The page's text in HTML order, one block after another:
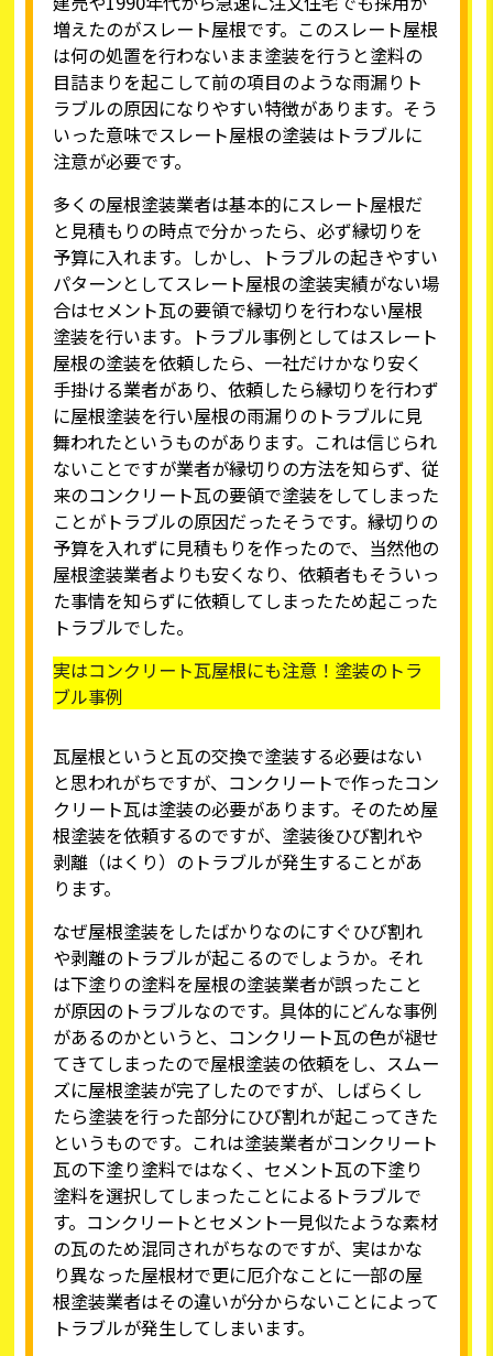
増えたのがスレート屋根です。このスレート屋根
は何の処置を行わないまま塗装を行うと塗料の
目詰まりを起こして前の項目のような雨漏りト
ラブルの原因になりやすい特徴があります。そう
いった意味でスレート屋根の塗装はトラブルに
注意が必要です。
多くの屋根塗装業者は基本的にスレート屋根だ
と見積もりの時点で分かったら、必ず縁切りを
予算に入れます。しかし、トラブルの起きやすい
パターンとしてスレート屋根の塗装実績がない場
合はセメント瓦の要領で縁切りを行わない屋根
塗装を行います。トラブル事例としてはスレート
屋根の塗装を依頼したら、一社だけかなり安く
手掛ける業者があり、依頼したら縁切りを行わず
に屋根塗装を行い屋根の雨漏りのトラブルに見
舞われたというものがあります。これは信じられ
ないことですが業者が縁切りの方法を知らず、従
来のコンクリート瓦の要領で塗装をしてしまった
ことがトラブルの原因だったそうです。縁切りの
予算を入れずに見積もりを作ったので、当然他の
屋根塗装業者よりも安くなり、依頼者もそういっ
た事情を知らずに依頼してしまったため起こった
トラブルでした。
実はコンクリート瓦屋根にも注意！塗装のトラ
ブル事例
瓦屋根というと瓦の交換で塗装する必要はない
と思われがちですが、コンクリートで作ったコン
クリート瓦は塗装の必要があります。そのため屋
根塗装を依頼するのですが、塗装後ひび割れや
剥離（はくり）のトラブルが発生することがあ
ります。
なぜ屋根塗装をしたばかりなのにすぐひび割れ
や剥離のトラブルが起こるのでしょうか。それ
は下塗りの塗料を屋根の塗装業者が誤ったこと
が原因のトラブルなのです。具体的にどんな事例
があるのかというと、コンクリート瓦の色が褪せ
てきてしまったので屋根塗装の依頼をし、スムー
ズに屋根塗装が完了したのですが、しばらくし
たら塗装を行った部分にひび割れが起こってきた
というものです。これは塗装業者がコンクリート
瓦の下塗り塗料ではなく、セメント瓦の下塗り
塗料を選択してしまったことによるトラブルで
す。コンクリートとセメント一見似たような素材
の瓦のため混同されがちなのですが、実はかな
り異なった屋根材で更に厄介なことに一部の屋
根塗装業者はその違いが分からないことによって
トラブルが発生してしまいます。